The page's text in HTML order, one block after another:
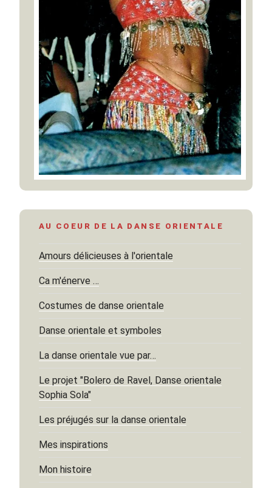
AU COEUR DE LA DANSE ORIENTALE
Amours délicieuses à l'orientale
Ca m'énerve …
Costumes de danse orientale
Danse orientale et symboles
La danse orientale vue par…
Le projet "Bolero de Ravel, Danse orientale
Sophia Sola"
Les préjugés sur la danse orientale
Mes inspirations
Mon histoire